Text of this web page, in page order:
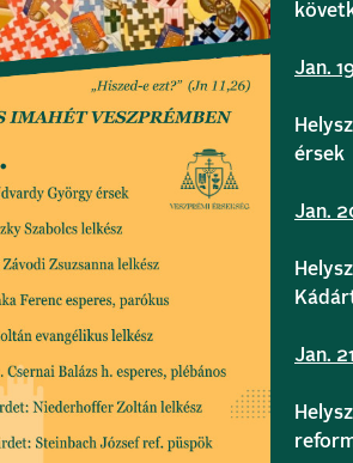
Jan.
érsek
Jan.
Jan.